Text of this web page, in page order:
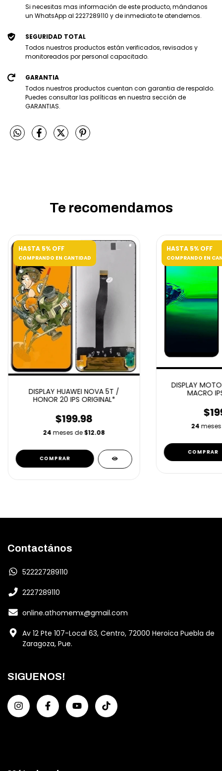
Si necesitas mas información de este producto, mándanos
un WhatsApp al 2227289110 y de inmediato te atendemos.
SEGURIDAD TOTAL
Todos nuestros productos están verificados, revisados y
monitoreados por personal capacitado.
GARANTIA
Todos nuestros productos cuentan con garantia de respaldo.
Puedes consultar las políticas en nuestra sección de
GARANTIAS.
Te recomendamos
HASTA 5% OFF
COMPRANDO EN CANTIDAD
DISPLAY HUAWEI NOVA 5T /
HONOR 20 IPS ORIGINAL*
$199.98
24 meses de$12.08
HASTA 5% OFF
COMPRANDO EN
DISPLAY
MACRO
24
Contactános
522227289110
2227289110
online.athomemx@gmail.com
Av 12 Pte 107-Local 63, Centro, 72000 Heroica Puebla de
Zaragoza, Pue.
SIGUENOS!